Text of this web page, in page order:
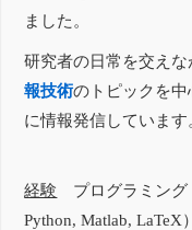
ました。
研究者の日常を交えな
報技術のトピックを
に情報発信しています
経験 プログラミング
Python, Matlab, LaTeX）